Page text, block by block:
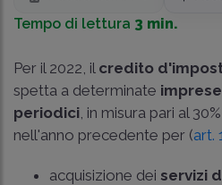
Tempo di lettura 3 min.
Per il 2022, il credito
spetta a determinate
periodici , in misura pari al
nell'anno precedente per (art.
acquisizione dei servizi